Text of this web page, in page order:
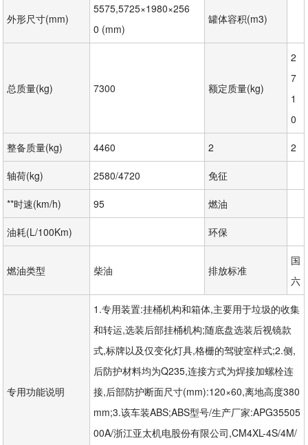
外形尺寸(mm)
5575,5725×1980×256
0 (mm)
罐体容积(m3)
总质量(kg) 7300 额定质量(kg)
2
7
1
0
整备质量(kg) 4460 2 2
轴荷(kg) 2580/4720 免征
**时速(km/h) 95 燃油
油耗(L/100Km) 环保
燃油类型 柴油 排放标准
国
六
专用功能说明
1.专用装置:挂桶机构和箱体,主要用于垃圾的收集
和转运,选装后部挂桶机构;随底盘选装后视镜款
式,标牌以及仅变化灯具,格栅的驾驶室样式;2.侧,
后防护材料均为Q235,连接方式为焊接加螺栓连
接,后部防护断面尺寸(mm):120×60,离地高度380
mm;3.该车装ABS;ABS型号/生产厂家:APG35505
00A/浙江亚太机电股份有限公司,CM4XL-4S/4M/